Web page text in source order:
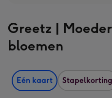
Greetz |
bloemen
Eén kaart Stapelkorting